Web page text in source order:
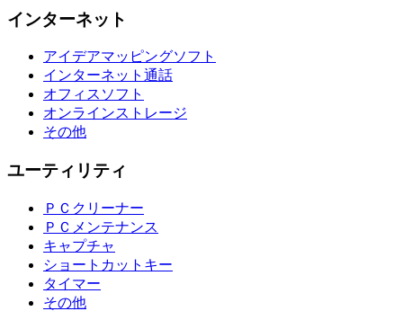
インターネット
アイデアマッピングソフト
インターネット通話
オフィスソフト
オンラインストレージ
その他
ユーティリティ
ＰＣクリーナー
ＰＣメンテナンス
キャプチャ
ショートカットキー
タイマー
その他